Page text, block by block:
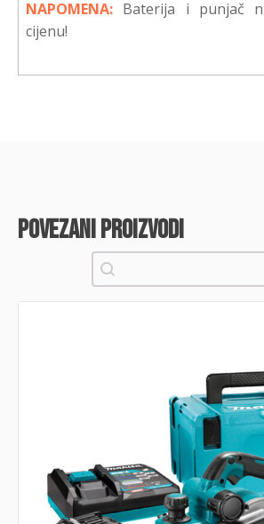
NAPOMENA: Baterija i punjač
cijenu!
povezani proizvodi
Pretraži